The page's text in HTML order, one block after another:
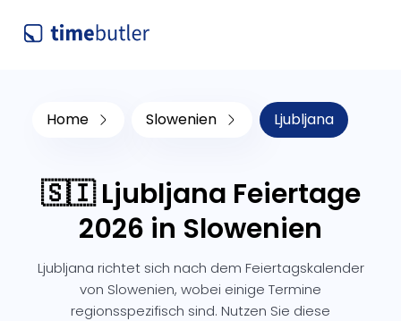
Home Slowenien Ljubljana
🇸🇮 Ljubljana Feiertage
2026 in Slowenien
Ljubljana richtet sich nach dem Feiertagskalender
von Slowenien, wobei einige Termine
regionsspezifisch sind. Nutzen Sie diese